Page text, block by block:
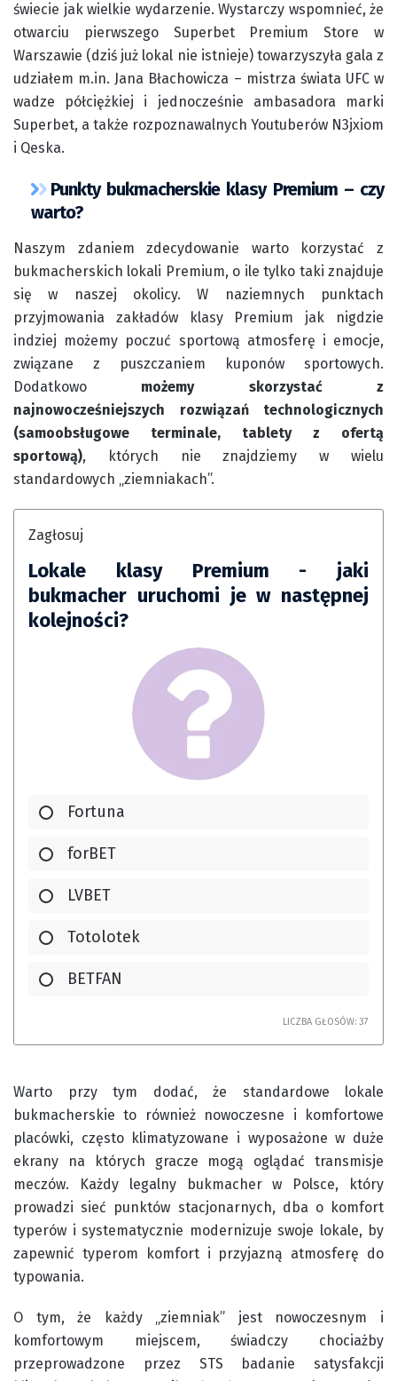
świecie jak wielkie wydarzenie. Wystarczy wspomnieć, że
otwarciu pierwszego Superbet Premium Store w
Warszawie (dziś już lokal nie istnieje) towarzyszyła gala z
udziałem m.in. Jana Błachowicza – mistrza świata UFC w
wadze półciężkiej i jednocześnie ambasadora marki
Superbet, a także rozpoznawalnych Youtuberów N3jxiom
i Qeska.
Punkty bukmacherskie klasy Premium – czy
warto?
Naszym zdaniem zdecydowanie warto korzystać z
bukmacherskich lokali Premium, o ile tylko taki znajduje
się w naszej okolicy. W naziemnych punktach
przyjmowania zakładów klasy Premium jak nigdzie
indziej możemy poczuć sportową atmosferę i emocje,
związane z puszczaniem kuponów sportowych.
Dodatkowo możemy skorzystać z
najnowocześniejszych rozwiązań technologicznych
(samoobsługowe terminale, tablety z ofertą
sportową), których nie znajdziemy w wielu
standardowych „ziemniakach”.
Zagłosuj
Lokale klasy Premium - jaki
bukmacher uruchomi je w następnej
kolejności?
Fortuna
forBET
LVBET
Totolotek
BETFAN
LICZBA GŁOSÓW: 37
Warto przy tym dodać, że standardowe lokale
bukmacherskie to również nowoczesne i komfortowe
placówki, często klimatyzowane i wyposażone w duże
ekrany na których gracze mogą oglądać transmisje
meczów. Każdy legalny bukmacher w Polsce, który
prowadzi sieć punktów stacjonarnych, dba o komfort
typerów i systematycznie modernizuje swoje lokale, by
zapewnić typerom komfort i przyjazną atmosferę do
typowania.
O tym, że każdy „ziemniak” jest nowoczesnym i
komfortowym miejscem, świadczy chociażby
przeprowadzone przez STS badanie satysfakcji